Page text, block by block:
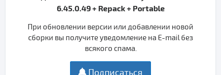
6.45.0.49 + Repack + Portable
При обновлении версии или добавлении новой
сборки вы получите уведомление на E-mail без
всякого спама.
Подписаться